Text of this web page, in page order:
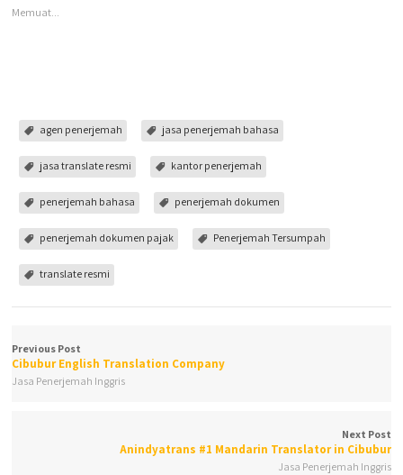
Memuat...
agen penerjemah jasa penerjemah bahasa
jasa translate resmi kantor penerjemah
penerjemah bahasa penerjemah dokumen
penerjemah dokumen pajak Penerjemah Tersumpah
translate resmi
Previous Post
Cibubur English Translation Company
Jasa Penerjemah Inggris
Next Post
Anindyatrans #1 Mandarin Translator in Cibubur
Jasa Penerjemah Inggris